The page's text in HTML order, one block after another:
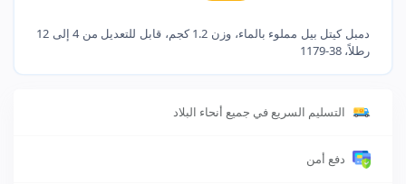
دمبل كيتل بيل مملوء بالماء، وزن 1.2 كجم، قابل للتعديل من 4 إلى 12
رطلاً، 38-1179
التسليم السريع في جميع أنحاء البلاد
دفع أمن